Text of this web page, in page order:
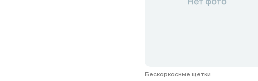
Бескаркасные щетки